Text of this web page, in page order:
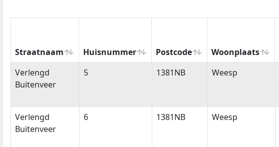
Straatnaam Huisnummer Postcode Woonplaats
Straatnaam
Huisnummer Postcode Woonplaats
Verlengd
Buitenveer
5 1381NB Weesp
Verlengd
Buitenveer
6 1381NB Weesp